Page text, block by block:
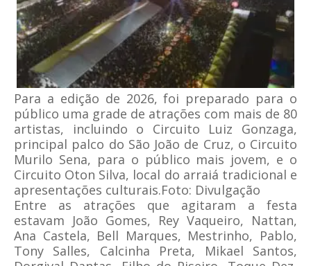
Para a edição de 2026, foi preparado para o
público uma grade de atrações com mais de 80
artistas, incluindo o Circuito Luiz Gonzaga,
principal palco do São João de Cruz, o Circuito
Murilo Sena, para o público mais jovem, e o
Circuito Oton Silva, local do arraiá tradicional e
apresentações culturais.Foto: Divulgação
Entre as atrações que agitaram a festa
estavam João Gomes, Rey Vaqueiro, Nattan,
Ana Castela, Bell Marques, Mestrinho, Pablo,
Tony Salles, Calcinha Preta, Mikael Santos,